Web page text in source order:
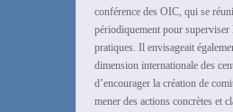
conférence des OIC, qui se
périodiquement pour superviser
pratiques. Il envisageait
dimension internationale des
d’encourager la création de
mener des actions concrètes et